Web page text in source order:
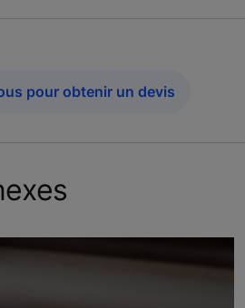
pour obtenir un devis